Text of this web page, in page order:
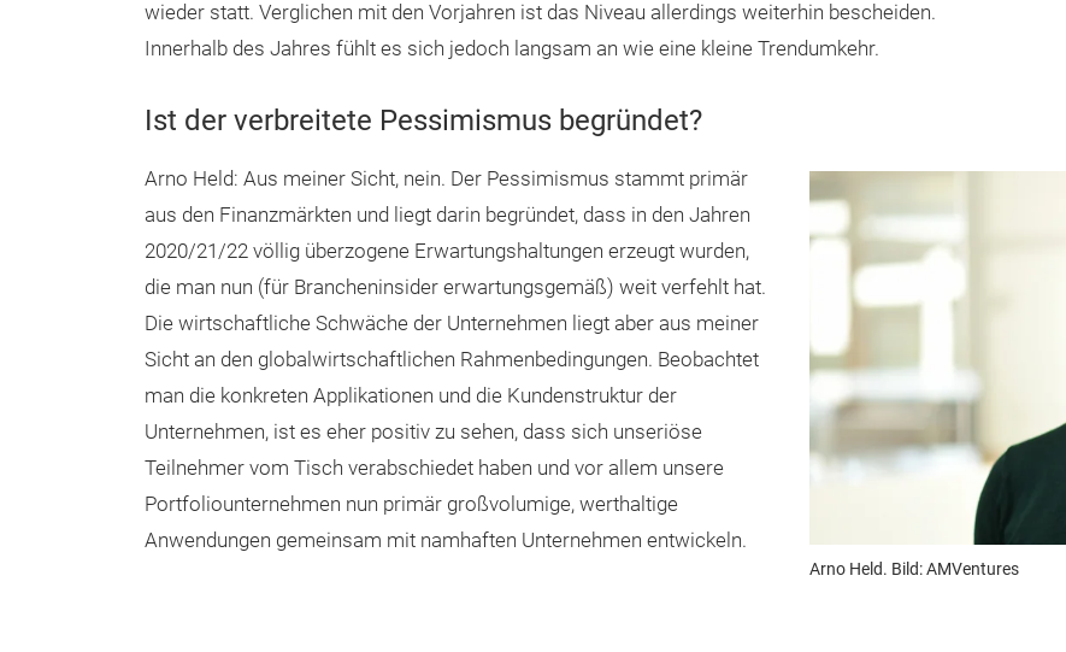
wieder statt. Verglichen mit den Vorjahren ist das Niveau allerdings weiterhin bescheiden.
Innerhalb des Jahres fühlt es sich jedoch langsam an wie eine kleine Trendumkehr.
Ist der verbreitete Pessimismus begründet?
Arno Held. Bild: AMVentures
Arno Held: Aus meiner Sicht, nein. Der Pessimismus stammt primär
aus den Finanzmärkten und liegt darin begründet, dass in den Jahren
2020/21/22 völlig überzogene Erwartungshaltungen erzeugt wurden,
die man nun (für Brancheninsider erwartungsgemäß) weit verfehlt hat.
Die wirtschaftliche Schwäche der Unternehmen liegt aber aus meiner
Sicht an den globalwirtschaftlichen Rahmenbedingungen. Beobachtet
man die konkreten Applikationen und die Kundenstruktur der
Unternehmen, ist es eher positiv zu sehen, dass sich unseriöse
Teilnehmer vom Tisch verabschiedet haben und vor allem unsere
Portfoliounternehmen nun primär großvolumige, werthaltige
Anwendungen gemeinsam mit namhaften Unternehmen entwickeln.